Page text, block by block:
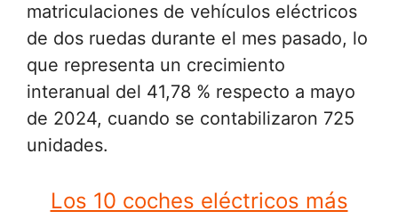
matriculaciones de vehículos eléctricos
de dos ruedas durante el mes pasado, lo
que representa un crecimiento
interanual del 41,78 % respecto a mayo
de 2024, cuando se contabilizaron 725
unidades.
Los 10 coches eléctricos más